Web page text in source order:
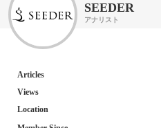
SEEDER
アナリスト
Articles
Views
Location